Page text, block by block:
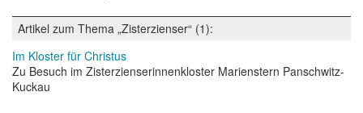
Artikel zum Thema „Zisterzienser“ (1):
Im Kloster für Christus
Zu Besuch im Zisterzienserinnenkloster Marienstern Panschwitz-
Kuckau